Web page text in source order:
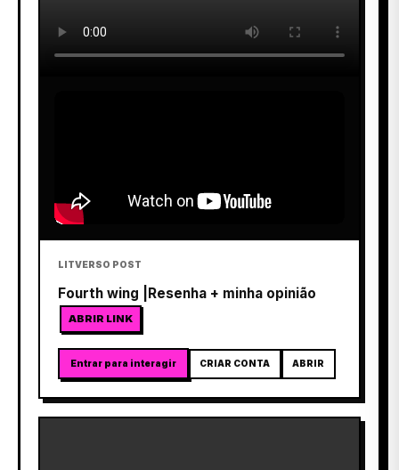
LITVERSO POST
Fourth wing |Resenha + minha opinião
ABRIR LINK
Entrar para interagir CRIAR CONTA ABRIR